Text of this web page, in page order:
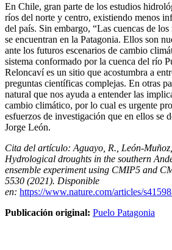
En Chile, gran parte de los estudios
ríos del norte y centro, existiendo menos
del país. Sin embargo, “Las cuencas de
se encuentran en la Patagonia. Ellos son
ante los futuros escenarios de cambio
sistema conformado por la cuenca del río
Reloncaví es un sitio que acostumbra a
preguntas científicas complejas. En otras
natural que nos ayuda a entender las
cambio climático, por lo cual es urgente
esfuerzos de investigación que en ellos se
Jorge León.
Cita del artículo: Aguayo, R., León-
Hydrological droughts in the southern
ensemble experiment using CMIP5 and
5530 (2021). Disponible
en: https://www.nature.com/articles/
Publicación original: Puelo Patagonia